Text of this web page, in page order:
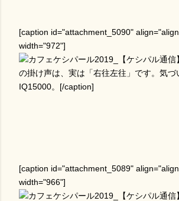
[caption id="attachment_5090"
width="972"]
の掛け声は、実は「右往左往」です。気づ
IQ15000。[/caption]
[caption id="attachment_5089"
width="966"]